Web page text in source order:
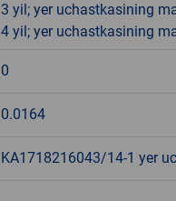
3 yil; yer uchastkasining
4 yil; yer uchastkasining
0
0.0164
KA1718216043/14-1 yer